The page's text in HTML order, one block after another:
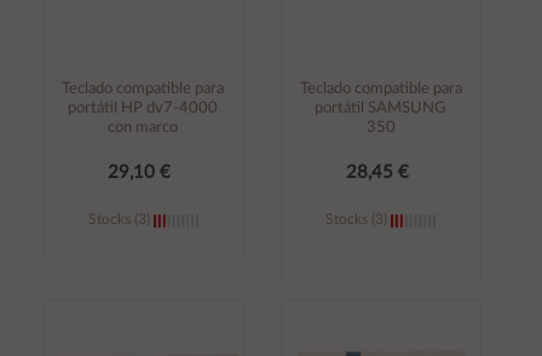
Teclado compatible para
portátil HP dv7-4000
con marco
29,10 €
Stocks (3)
Teclado compatible para
portátil SAMSUNG
350
28,45 €
Stocks (3)